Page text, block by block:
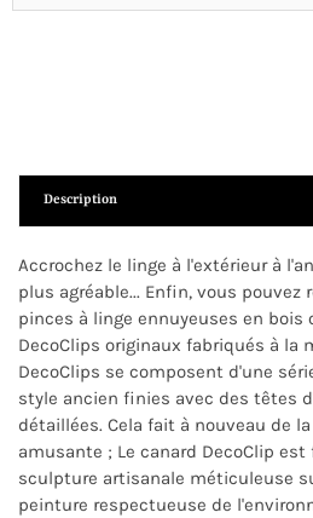
Description
Accrochez le linge à l'extérieur à
plus agréable... Enfin, vous pouvez
pinces à linge ennuyeuses en bois
DecoClips originaux fabriqués à la
DecoClips se composent d'une
style ancien finies avec des têtes
détaillées. Cela fait à nouveau de
amusante ; Le canard DecoClip
sculpture artisanale méticuleuse
peinture respectueuse de